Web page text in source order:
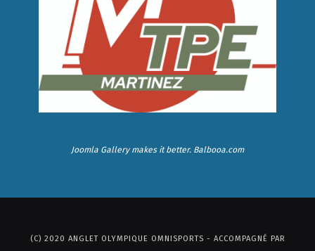
Joomla Gallerymakes it better. Balbooa.com
(C) 2020 ANGLET OLYMPIQUE OMNISPORTS - ACCOMPAGNÉ PAR